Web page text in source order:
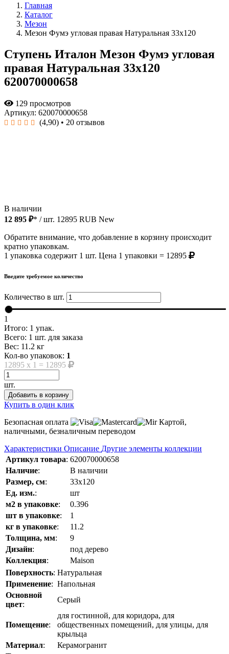
Главная
Каталог
Мезон
Мезон Фумэ угловая правая Натуральная 33x120
Ступень Италон Мезон Фумэ угловая
правая Натуральная 33x120
620070000658
129 просмотров
Артикул: 620070000658
(4,90) • 20 отзывов
В наличии
12 895 ₽* / шт. 12895 RUB New
Обратите внимание, что добавление в корзину происходит
кратно упаковкам.
1 упаковка содержит 1 шт. Цена 1 упаковки = 12895
Введите требуемое количество
Количество в шт.
1
Итого: 1 упак.
Всего: 1 шт. для заказа
Вес: 11.2 кг
Кол-во упаковок: 1
12895 x 1 = 12895
шт.
Добавить в корзину
Купить в один клик
Безопасная оплата
Картой,
наличными, безналичным переводом
Характеристики Описание Другие элементы коллекции
Артикул товара: 620070000658
Наличие:
В наличии
Размер, см:
33x120
Ед. изм.:
шт
м2 в упаковке:
0.396
шт в упаковке:
1
кг в упаковке:
11.2
Толщина, мм:
9
Дизайн:
под дерево
Коллекция:
Maison
Поверхность: Натуральная
Применение: Напольная
Основной
цвет:
Серый
Помещение:
для гостинной, для коридора, для
общественных помещений, для улицы, для
крыльца
Материал:
Керамогранит